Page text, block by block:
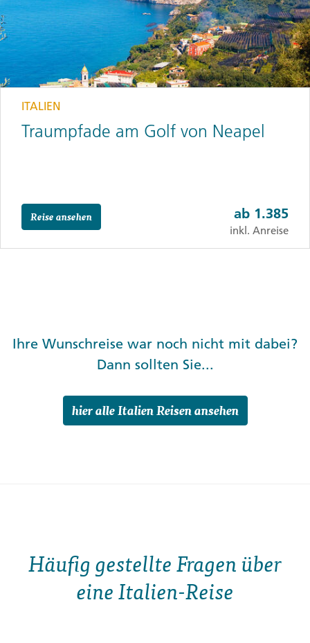
ITALIEN
Traumpfade am Golf von Neapel
Reise ansehen ab 1.385
inkl. Anreise
Ihre Wunschreise war noch nicht mit dabei?
Dann sollten Sie...
hier alle Italien Reisen ansehen
Häufig gestellte Fragen über
eine Italien-Reise